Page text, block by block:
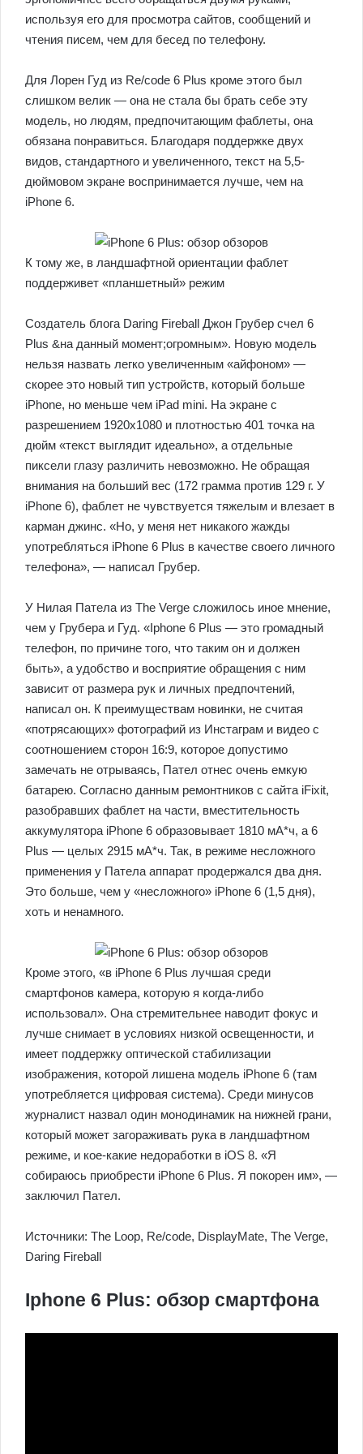
используя его для просмотра сайтов, сообщений и
чтения писем, чем для бесед по телефону.
Для Лорен Гуд из Re/code 6 Plus кроме этого был
слишком велик — она не стала бы брать себе эту
модель, но людям, предпочитающим фаблеты, она
обязана понравиться. Благодаря поддержке двух
видов, стандартного и увеличенного, текст на 5,5-
дюймовом экране воспринимается лучше, чем на
iPhone 6.
К тому же, в ландшафтной ориентации фаблет
поддерживет «планшетный» режим
Создатель блога Daring Fireball Джон Грубер счел 6
Plus &на данный момент;огромным». Новую модель
нельзя назвать легко увеличенным «айфоном» —
скорее это новый тип устройств, который больше
iPhone, но меньше чем iPad mini. На экране с
разрешением 1920х1080 и плотностью 401 точка на
дюйм «текст выглядит идеально», а отдельные
пиксели глазу различить невозможно. Не обращая
внимания на больший вес (172 грамма против 129 г. У
iPhone 6), фаблет не чувствуется тяжелым и влезает в
карман джинс. «Но, у меня нет никакого жажды
употребляться iPhone 6 Plus в качестве своего личного
телефона», — написал Грубер.
У Нилая Патела из The Verge сложилось иное мнение,
чем у Грубера и Гуд. «Iphone 6 Plus — это громадный
телефон, по причине того, что таким он и должен
быть», а удобство и восприятие обращения с ним
зависит от размера рук и личных предпочтений,
написал он. К преимуществам новинки, не считая
«потрясающих» фотографий из Инстаграм и видео с
соотношением сторон 16:9, которое допустимо
замечать не отрываясь, Пател отнес очень емкую
батарею. Согласно данным ремонтников с сайта iFixit,
разобравших фаблет на части, вместительность
аккумулятора iPhone 6 образовывает 1810 мА*ч, а 6
Plus — целых 2915 мА*ч. Так, в режиме несложного
применения у Патела аппарат продержался два дня.
Это больше, чем у «несложного» iPhone 6 (1,5 дня),
хоть и ненамного.
Кроме этого, «в iPhone 6 Plus лучшая среди
смартфонов камера, которую я когда-либо
использовал». Она стремительнее наводит фокус и
лучше снимает в условиях низкой освещенности, и
имеет поддержку оптической стабилизации
изображения, которой лишена модель iPhone 6 (там
употребляется цифровая система). Среди минусов
журналист назвал один монодинамик на нижней грани,
который может загораживать рука в ландшафтном
режиме, и кое-какие недоработки в iOS 8. «Я
собираюсь приобрести iPhone 6 Plus. Я покорен им», —
заключил Пател.
Источники: The Loop, Re/code, DisplayMate, The Verge,
Daring Fireball
Iphone 6 Plus: обзор смартфона